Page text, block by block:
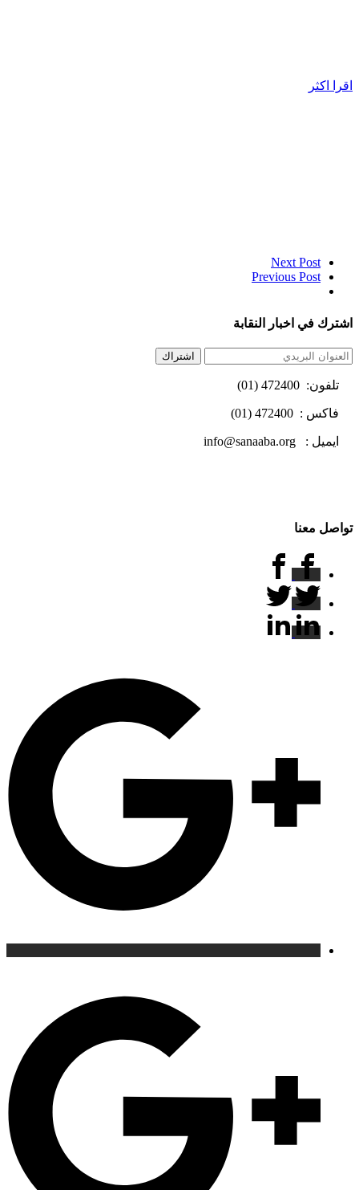
اقرا اكثر
Next Post
Previous Post
اشترك في اخبار النقابة
اشتراك
تلفون: 472400 (01)
فاكس : 472400 (01)
ايميل : info@sanaaba.org
تواصل معنا